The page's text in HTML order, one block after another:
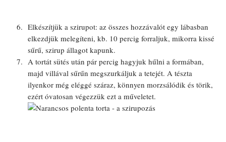
Elkészítjük a szirupot: az összes hozzávalót egy lábasban
elkezdjük melegíteni, kb. 10 percig forraljuk, mikorra kissé
sűrű, szirup állagot kapunk.
A tortát sütés után pár percig hagyjuk hűlni a formában,
majd villával sűrűn megszurkáljuk a tetejét. A tészta
ilyenkor még eléggé száraz, könnyen morzsálódik és törik,
ezért óvatosan végezzük ezt a műveletet.